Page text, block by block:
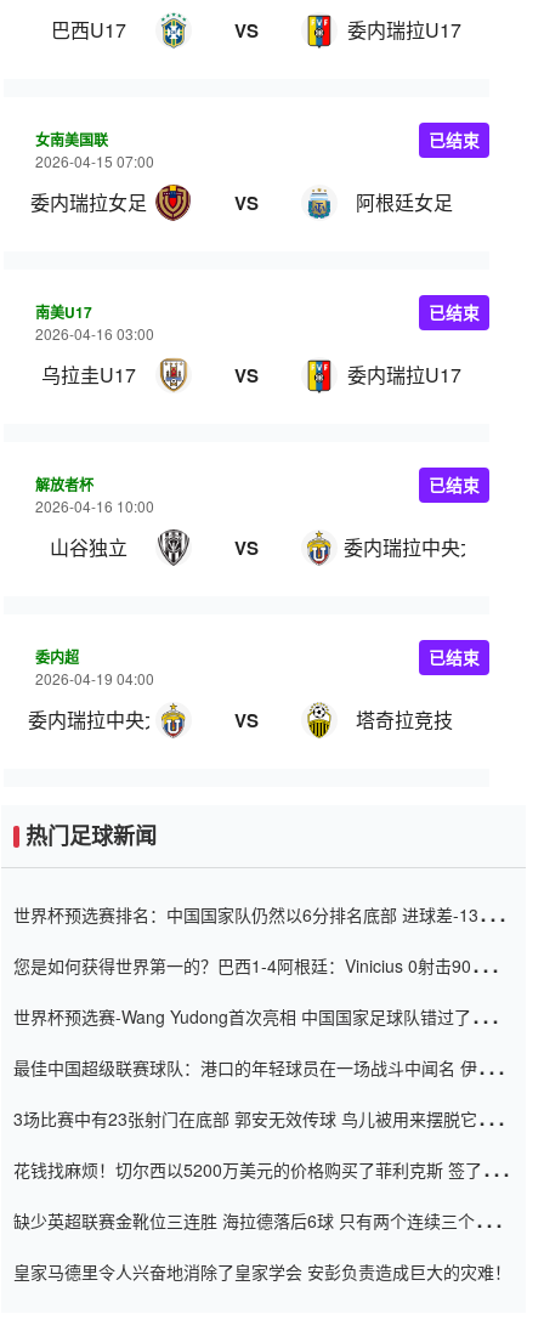
巴西U17 VS 委内瑞拉U17
女南美国联
2026-04-15 07:00
委内瑞拉女足 VS 阿根廷女足
已结束
南美U17
2026-04-16 03:00
乌拉圭U17 VS 委内瑞拉U17
已结束
解放者杯
2026-04-16 10:00
山谷独立 VS 委内瑞拉中央大学
已结束
委内超
2026-04-19 04:00
委内瑞拉中央大学 VS 塔奇拉竞技
已结束
热门足球新闻
世界杯预选赛排名：中国国家队仍然以6分排名底部 进球差-13令人
您是如何获得世界第一的？巴西1-4阿根廷：Vinicius 0射击90分钟
世界杯预选赛-Wang Yudong首次亮相 中国国家足球队错过了世界
最佳中国超级联赛球队：港口的年轻球员在一场战斗中闻名 伊万放
3场比赛中有23张射门在底部 郭安无效传球 鸟儿被用来摆脱它
花钱找麻烦！切尔西以5200万美元的价格购买了菲利克斯 签了7年
缺少英超联赛金靴位三连胜 海拉德落后6球 只有两个连续三个连续
皇家马德里令人兴奋地消除了皇家学会 安彭负责造成巨大的灾难！